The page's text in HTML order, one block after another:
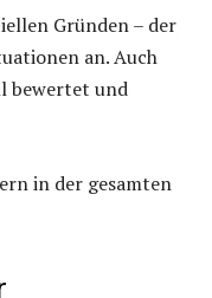
Gründen – der
an. Auch
bewertet und
in der gesamten